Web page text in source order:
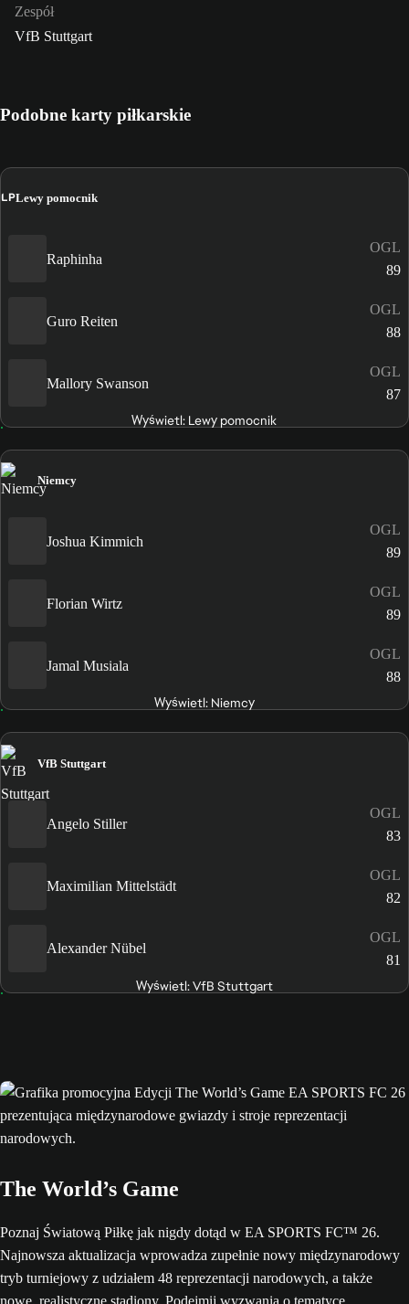
Zespół
VfB Stuttgart
Podobne karty piłkarskie
LPLewy pomocnik
Raphinha
OGL
89
Guro Reiten
OGL
88
Mallory Swanson
OGL
87
Wyświetl: Lewy pomocnik
Niemcy
Joshua Kimmich
OGL
89
Florian Wirtz
OGL
89
Jamal Musiala
OGL
88
Wyświetl: Niemcy
VfB Stuttgart
Angelo Stiller
OGL
83
Maximilian Mittelstädt
OGL
82
Alexander Nübel
OGL
81
Wyświetl: VfB Stuttgart
The World’s Game
Poznaj Światową Piłkę jak nigdy dotąd w EA SPORTS FC™ 26.
Najnowsza aktualizacja wprowadza zupełnie nowy międzynarodowy
tryb turniejowy z udziałem 48 reprezentacji narodowych, a także
nowe, realistyczne stadiony. Podejmij wyzwania o tematyce